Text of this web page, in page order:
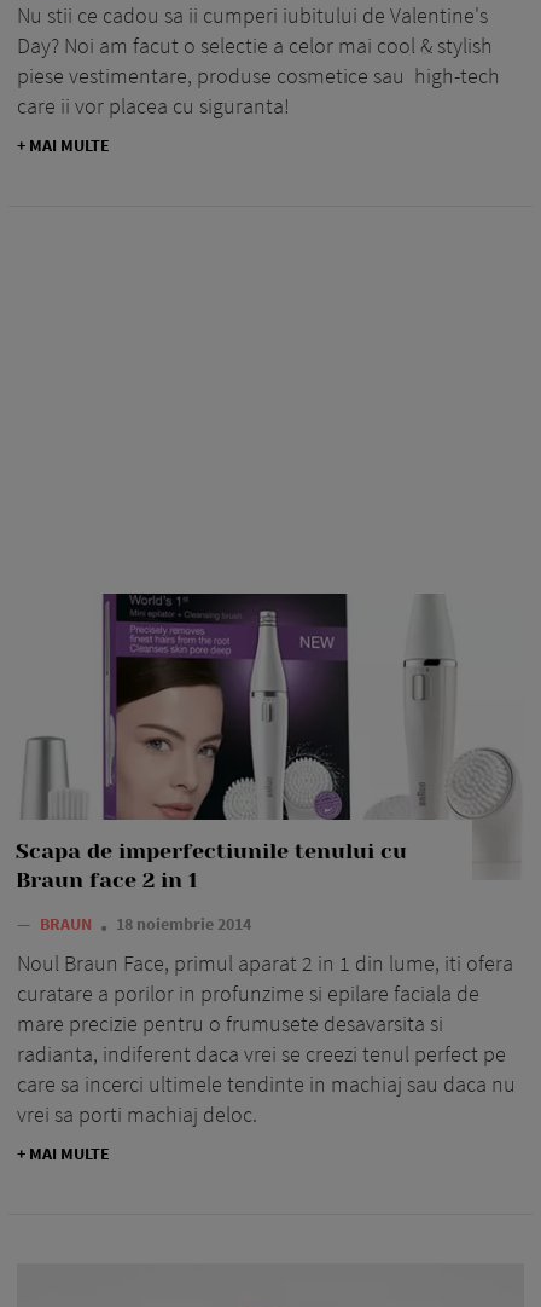
Nu stii ce cadou sa ii cumperi iubitului de Valentine's
Day? Noi am facut o selectie a celor mai cool & stylish
piese vestimentare, produse cosmetice sau high-tech
care ii vor placea cu siguranta!
+ MAI MULTE
Scapa de imperfectiunile tenului cu
Braun face 2 in 1
— BRAUN 18 noiembrie 2014
Noul Braun Face, primul aparat 2 in 1 din lume, iti ofera
curatare a porilor in profunzime si epilare faciala de
mare precizie pentru o frumusete desavarsita si
radianta, indiferent daca vrei se creezi tenul perfect pe
care sa incerci ultimele tendinte in machiaj sau daca nu
vrei sa porti machiaj deloc.
+ MAI MULTE